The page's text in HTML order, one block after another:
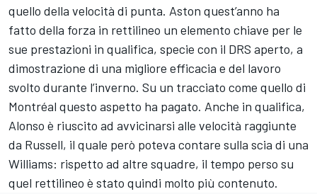
quello della velocità di punta. Aston quest’anno ha
fatto della forza in rettilineo un elemento chiave per le
sue prestazioni in qualifica, specie con il DRS aperto, a
dimostrazione di una migliore efficacia e del lavoro
svolto durante l’inverno. Su un tracciato come quello di
Montréal questo aspetto ha pagato. Anche in qualifica,
Alonso è riuscito ad avvicinarsi alle velocità raggiunte
da Russell, il quale però poteva contare sulla scia di una
Williams: rispetto ad altre squadre, il tempo perso su
quel rettilineo è stato quindi molto più contenuto.